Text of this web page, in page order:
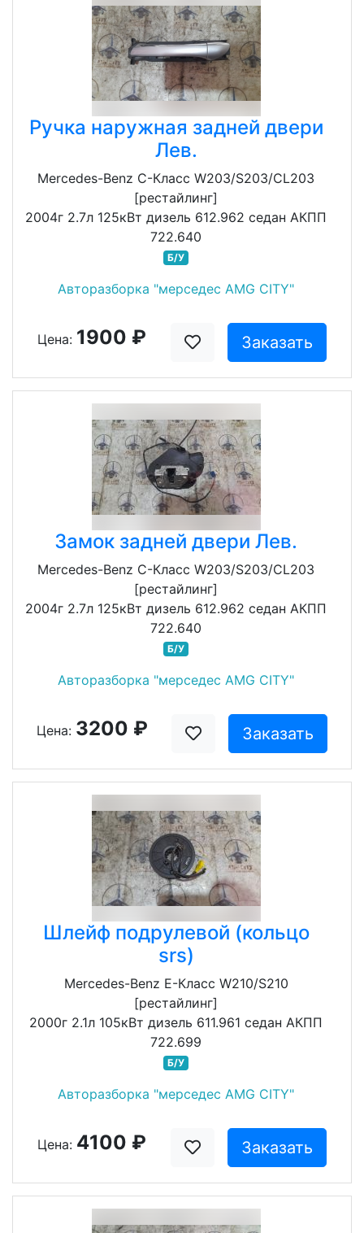
Ручка наружная задней двери
Лев.
Mercedes-Benz C-Класс W203/S203/CL203
[рестайлинг]
2004г 2.7л 125кВт дизель 612.962 седан АКПП
722.640
Б/У
Авторазборка "мерседес AMG CITY"
Цена: 1900 ₽ Заказать
Замок задней двери Лев.
Mercedes-Benz C-Класс W203/S203/CL203
[рестайлинг]
2004г 2.7л 125кВт дизель 612.962 седан АКПП
722.640
Б/У
Авторазборка "мерседес AMG CITY"
Цена: 3200 ₽ Заказать
Шлейф подрулевой (кольцо
srs)
Mercedes-Benz E-Класс W210/S210
[рестайлинг]
2000г 2.1л 105кВт дизель 611.961 седан АКПП
722.699
Б/У
Авторазборка "мерседес AMG CITY"
Цена: 4100 ₽ Заказать